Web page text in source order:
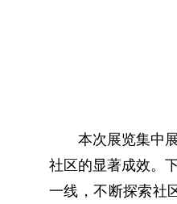
本次展览集中
社区的显著成效。
一线，不断探索社